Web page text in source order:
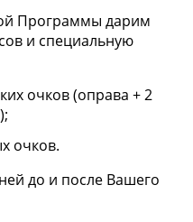
Программы дарим
и специальную
очков (оправа + 2
очков.
до и после Вашего